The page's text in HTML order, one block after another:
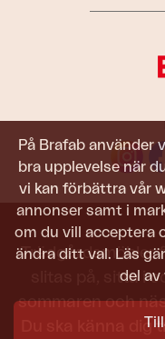
På Brafab använder
bra upplevelse när
vi kan förbättra vår
annonser samt i
om du vill acceptera
ändra ditt val. Läs
del av
Trädgårdsmöbler
slitas på, sitta i
sommaren och
Du ska känna dig